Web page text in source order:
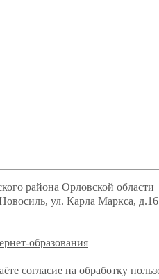
района Орловской области
ул. Карла Маркса, д.16
образования
согласие на обработку